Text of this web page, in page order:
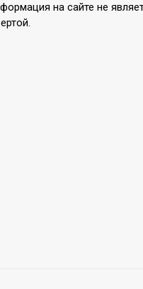
на сайте не